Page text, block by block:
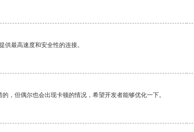
供最高速度和安全性的连接。
，但偶尔也会出现卡顿的情况，希望开发者能够优化一下。